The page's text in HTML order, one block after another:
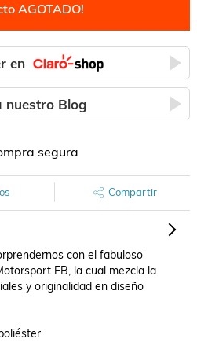
AGOTADO!
en
nuestro Blog
segura
Compartir
con el fabuloso
FB, la cual mezcla la
y originalidad en diseño